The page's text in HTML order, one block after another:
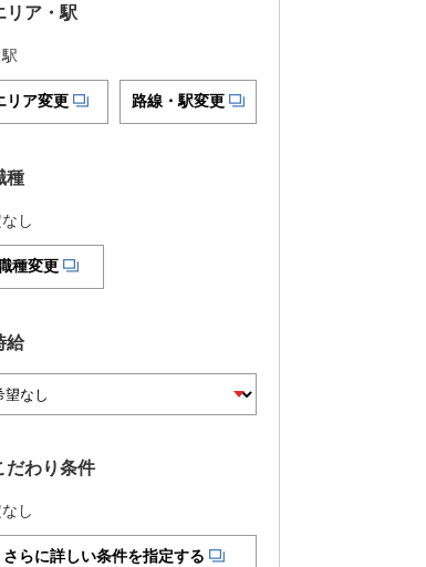
リア・駅
リア変更 路線・駅変更
種
し
種変更
給
だわり条件
し
さらに詳しい条件を指定する